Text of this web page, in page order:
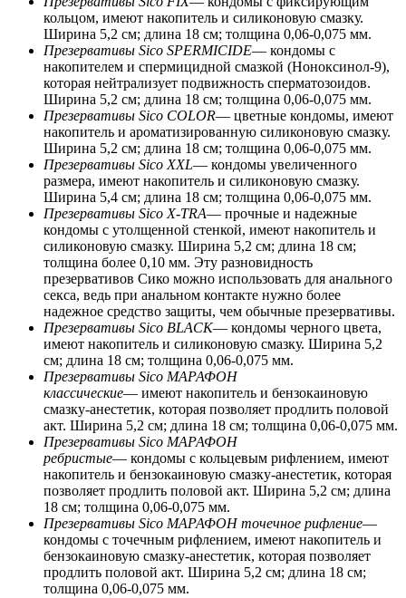
кольцом, имеют накопитель и силиконовую смазку.
Ширина 5,2 см; длина 18 см; толщина 0,06-0,075 мм.
Презервативы Sico SPERMICIDE— кондомы с
накопителем и спермицидной смазкой (Ноноксинол-9),
которая нейтрализует подвижность сперматозоидов.
Ширина 5,2 см; длина 18 см; толщина 0,06-0,075 мм.
Презервативы Sico COLOR— цветные кондомы, имеют
накопитель и ароматизированную силиконовую смазку.
Ширина 5,2 см; длина 18 см; толщина 0,06-0,075 мм.
Презервативы Sico XXL— кондомы увеличенного
размера, имеют накопитель и силиконовую смазку.
Ширина 5,4 см; длина 18 см; толщина 0,06-0,075 мм.
Презервативы Sico X-TRA— прочные и надежные
кондомы с утолщенной стенкой, имеют накопитель и
силиконовую смазку. Ширина 5,2 см; длина 18 см;
толщина более 0,10 мм. Эту разновидность
презервативов Сико можно использовать для анального
секса, ведь при анальном контакте нужно более
надежное средство защиты, чем обычные презервативы.
Презервативы Sico BLACK— кондомы черного цвета,
имеют накопитель и силиконовую смазку. Ширина 5,2
см; длина 18 см; толщина 0,06-0,075 мм.
Презервативы Sico МАРАФОН
классические— имеют накопитель и бензокаиновую
смазку-анестетик, которая позволяет продлить половой
акт. Ширина 5,2 см; длина 18 см; толщина 0,06-0,075 мм.
Презервативы Sico МАРАФОН
ребристые— кондомы с кольцевым рифлением, имеют
накопитель и бензокаиновую смазку-анестетик, которая
позволяет продлить половой акт. Ширина 5,2 см; длина
18 см; толщина 0,06-0,075 мм.
Презервативы Sico МАРАФОН точечное рифление—
кондомы с точечным рифлением, имеют накопитель и
бензокаиновую смазку-анестетик, которая позволяет
продлить половой акт. Ширина 5,2 см; длина 18 см;
толщина 0,06-0,075 мм.